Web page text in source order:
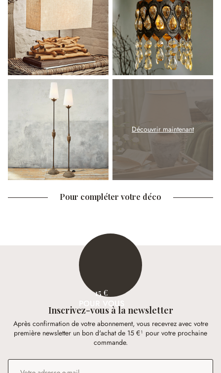
Découvrir maintenant
Pour compléter votre déco
15 €
POUR VOUS
Inscrivez-vous à la newsletter
Après confirmation de votre abonnement, vous recevrez avec votre
première newsletter un bon d'achat de 15 €¹ pour votre prochaine
commande.
Adresse e-mail